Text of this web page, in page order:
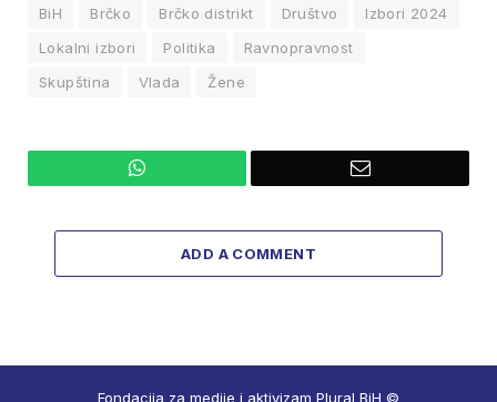
BiH Brčko Brčko distrikt Društvo
Izbori 2024
Lokalni izbori
Politika
Ravnopravnost
Skupština
Vlada Žene
WhatsApp Email
ADD A COMMENT
Fondacija za medije i aktivizam Plural BiH ©